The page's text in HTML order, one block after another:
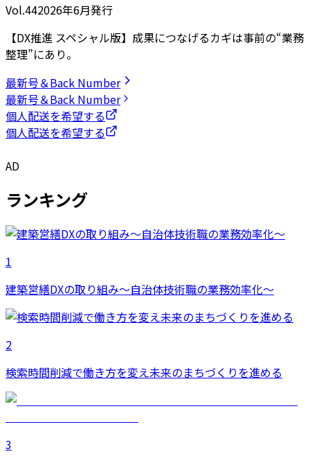
Vol.442026年6月発行
【DX推進 スペシャル版】成果につなげるカギは事前の“業務
整理”にあり。
最新号＆Back Number
最新号＆Back Number
個人配送を希望する
個人配送を希望する
AD
ランキング
1
建築営繕DXの取り組み～自治体技術職の業務効率化～
2
検索時間削減で働き方を変え未来のまちづくりを進める
3